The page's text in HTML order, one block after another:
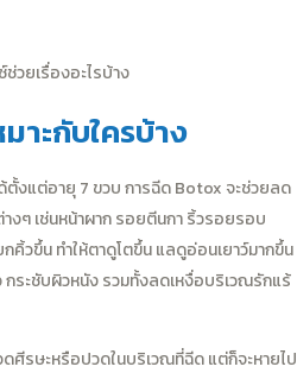
าะกับใครบ้าง
ตั้งแต่อายุ 7 ขวบ การฉีด Botox จะช่วยลด
ๆ เช่นหน้าผาก รอยตีนกา ริ้วรอยรอบ
คิ้วขึ้น ทำให้ตาดูโตขึ้น แลดูอ่อนเยาว์มากขึ้น
กระชับผิวหนัง รวมทั้งลดเหงื่อบริเวณรักแร้
ศีรษะหรือปวดในบริเวณที่ฉีด แต่ก็จะหายไป